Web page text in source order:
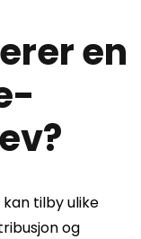
en
tilby ulike
og